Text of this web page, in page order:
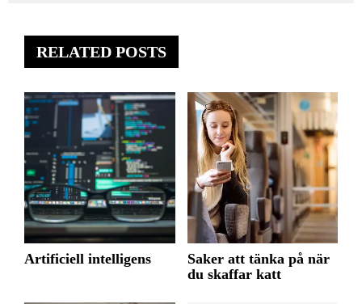
RELATED POSTS
Artificiell intelligens
Saker att tänka på när
du skaffar katt